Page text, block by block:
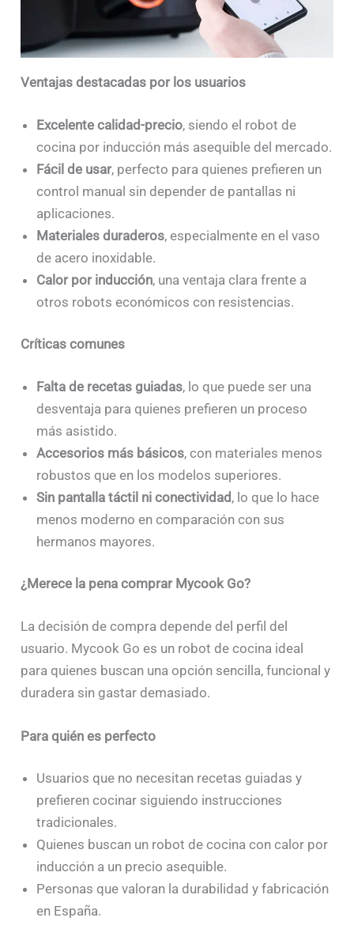
Ventajas destacadas por los usuarios
Excelente calidad-precio, siendo el robot de
cocina por inducción más asequible del mercado.
Fácil de usar, perfecto para quienes prefieren un
control manual sin depender de pantallas ni
aplicaciones.
Materiales duraderos, especialmente en el vaso
de acero inoxidable.
Calor por inducción, una ventaja clara frente a
otros robots económicos con resistencias.
Críticas comunes
Falta de recetas guiadas, lo que puede ser una
desventaja para quienes prefieren un proceso
más asistido.
Accesorios más básicos, con materiales menos
robustos que en los modelos superiores.
Sin pantalla táctil ni conectividad, lo que lo hace
menos moderno en comparación con sus
hermanos mayores.
¿Merece la pena comprar Mycook Go?
La decisión de compra depende del perfil del
usuario. Mycook Go es un robot de cocina ideal
para quienes buscan una opción sencilla, funcional y
duradera sin gastar demasiado.
Para quién es perfecto
Usuarios que no necesitan recetas guiadas y
prefieren cocinar siguiendo instrucciones
tradicionales.
Quienes buscan un robot de cocina con calor por
inducción a un precio asequible.
Personas que valoran la durabilidad y fabricación
en España.